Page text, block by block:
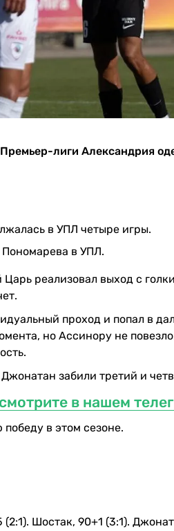
лиги Александрия
в УПЛ четыре игры.
в УПЛ.
реализовал выход с
проход и попал в
но Ассинору не
забили третий и
в нашем
в этом сезоне.
Шостак, 90+1 (3:1).